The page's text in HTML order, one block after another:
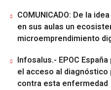
COMUNICADO: De la
en sus aulas un
microemprendimiento
Infosalus.- EPOC
el acceso al
contra esta enfermedad